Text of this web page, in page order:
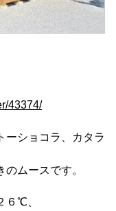
43374/
ーショコラ、カタラ
ムースです。
６℃、